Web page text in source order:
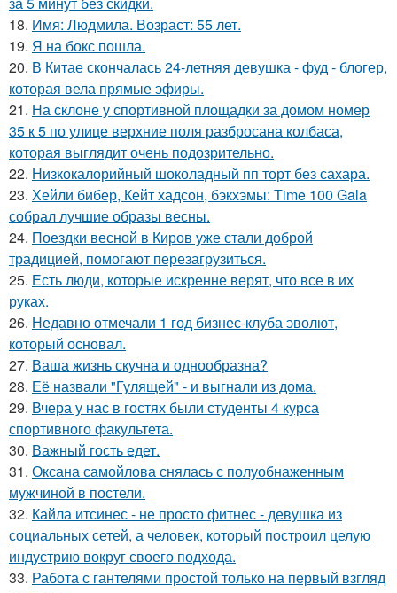
18. Имя: Людмила. Возраст: 55 лет.
19. Я на бокс пошла.
20. В Китае скончалась 24-летняя девушка - фуд - блогер,
которая вела прямые эфиры.
21. На склоне у спортивной площадки за домом номер
35 к 5 по улице верхние поля разбросана колбаса,
которая выглядит очень подозрительно.
22. Низкокалорийный шоколадный пп торт без сахара.
23. Хейли бибер, Кейт хадсон, бэкхэмы: Time 100 Gala
собрал лучшие образы весны.
24. Поездки весной в Киров уже стали доброй
традицией, помогают перезагрузиться.
25. Есть люди, которые искренне верят, что все в их
руках.
26. Недавно отмечали 1 год бизнес-клуба эволют,
который основал.
27. Ваша жизнь скучна и однообразна?
28. Её назвали "Гулящей" - и выгнали из дома.
29. Вчера у нас в гостях были студенты 4 курса
спортивного факультета.
30. Важный гость едет.
31. Оксана самойлова снялась с полуобнаженным
мужчиной в постели.
32. Кайла итсинес - не просто фитнес - девушка из
социальных сетей, а человек, который построил целую
индустрию вокруг своего подхода.
33. Работа с гантелями простой только на первый взгляд